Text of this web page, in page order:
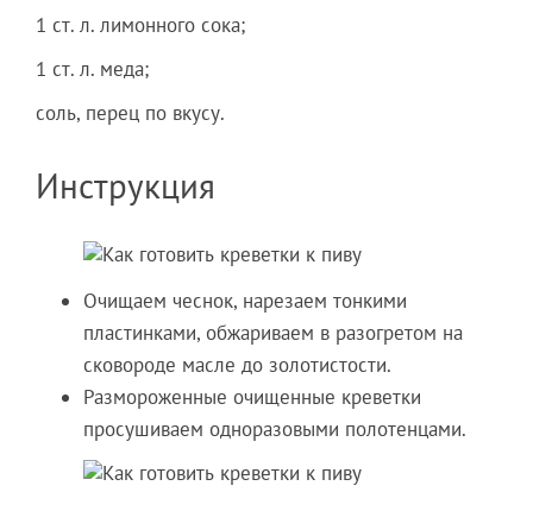
1 ст. л. лимонного сока;
1 ст. л. меда;
соль, перец по вкусу.
Инструкция
Очищаем чеснок, нарезаем тонкими
пластинками, обжариваем в разогретом на
сковороде масле до золотистости.
Размороженные очищенные креветки
просушиваем одноразовыми полотенцами.